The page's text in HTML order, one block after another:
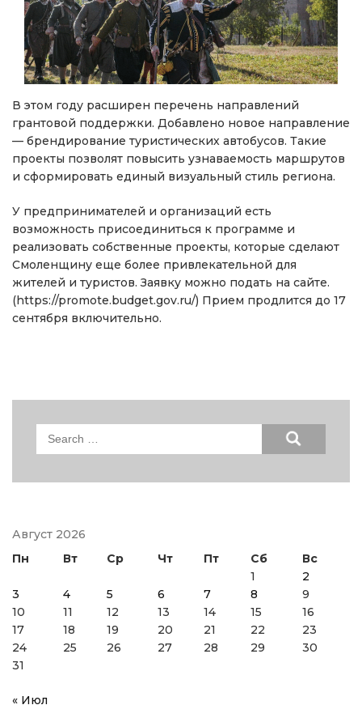
В этом году расширен перечень направлений
грантовой поддержки. Добавлено новое направление
— брендирование туристических автобусов. Такие
проекты позволят повысить узнаваемость маршрутов
и сформировать единый визуальный стиль региона.
У предпринимателей и организаций есть
возможность присоединиться к программе и
реализовать собственные проекты, которые сделают
Смоленщину еще более привлекательной для
жителей и туристов. Заявку можно подать на сайте.
(https://promote.budget.gov.ru/) Прием продлится до 17
сентября включительно.
Search
Август 2026
Пн
Вт Ср Чт Пт Сб
Вс
1
2
3
4 5 6 7 8
9
10
11 12 13 14 15
16
17
18 19 20 21 22
23
24
25 26 27 28 29
30
31
« Июл